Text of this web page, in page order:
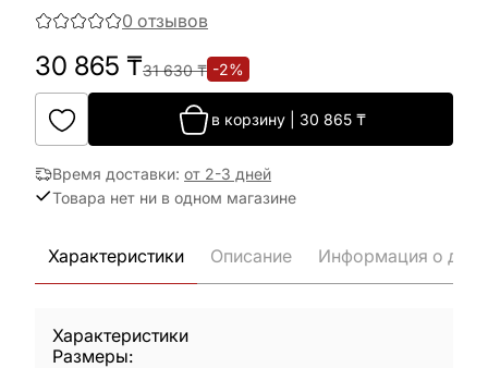
0 отзывов
30 865 ₸31 630₸ -2%
в корзину| 30 865₸
Время доставки: от 2-3 дней
Товара нет ни в одном магазине
Характеристики Описание Информация о
Характеристики
Размеры: